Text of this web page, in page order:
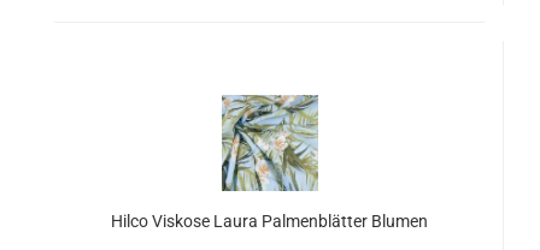
Hilco Viskose Laura Palmenblätter Blumen